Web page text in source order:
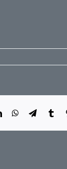
LinkedInWhatsApp
Telegram